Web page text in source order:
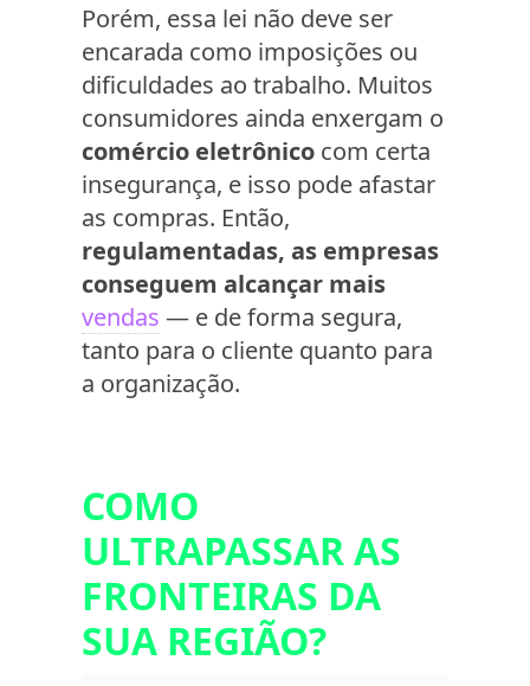
Porém, essa lei não deve ser
encarada como imposições ou
dificuldades ao trabalho. Muitos
consumidores ainda enxergam o
comércio eletrônico com certa
insegurança, e isso pode afastar
as compras. Então,
regulamentadas, as empresas
conseguem alcançar mais
vendas — e de forma segura,
tanto para o cliente quanto para
a organização.
COMO
ULTRAPASSAR AS
FRONTEIRAS DA
SUA REGIÃO?